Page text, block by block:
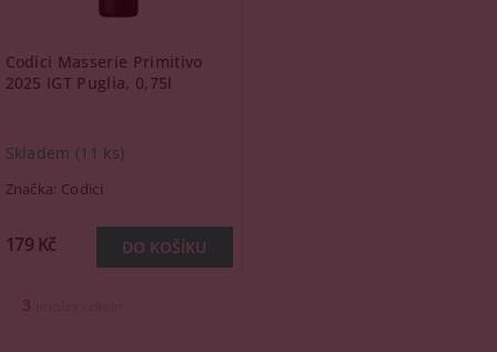
Codici Masserie Primitivo
2025 IGT Puglia, 0,75l
Skladem (11 ks)
Značka: Codici
179 Kč
3